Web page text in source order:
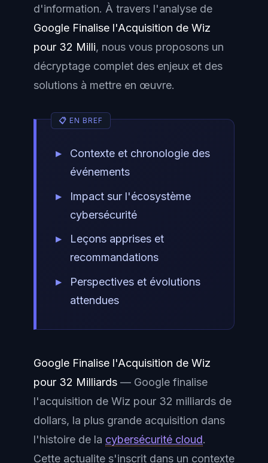
d'information. À travers l'analyse de
Google Finalise l'Acquisition de Wiz
pour 32 Milli, nous vous proposons un
décryptage complet des enjeux et des
solutions à mettre en œuvre.
Contexte et chronologie des
événements
Impact sur l'écosystème
cybersécurité
Leçons apprises et
recommandations
Perspectives et évolutions
attendues
Google Finalise l'Acquisition de Wiz
pour 32 Milliards — Google finalise
l'acquisition de Wiz pour 32 milliards de
dollars, la plus grande acquisition dans
l'histoire de la cybersécurité cloud.
Cette actualite s'inscrit dans un contexte